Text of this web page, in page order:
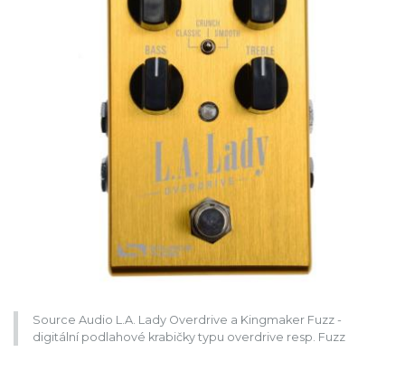
Source Audio L.A. Lady Overdrive a Kingmaker Fuzz -
digitální podlahové krabičky typu overdrive resp. Fuzz